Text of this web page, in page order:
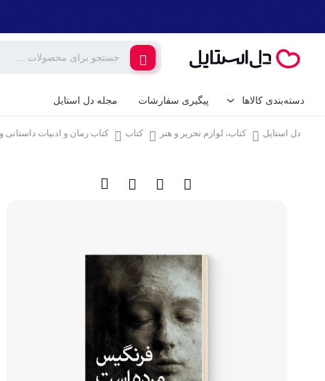
دسته‌بندی کالاها
کالای دیجیتال
کامپیوتر و تجهیزات
تجهیزات شبکه و ارتباطات
هارد دیسک اکسترنال
ابزار آلات و تجهیزات
کتاب، لوازم تحریر و هنر
پیگیری سفارشات مجله دل استایل
دل استایل کتاب، لوازم تحریر و هنر کتاب کتاب رمان و ادبیات داستانی